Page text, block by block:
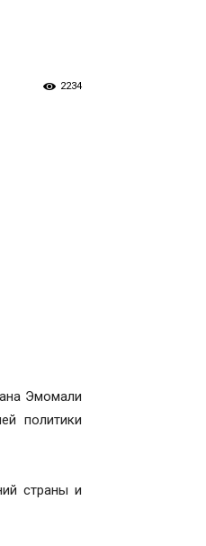
2234
Эмомали
политики
страны и